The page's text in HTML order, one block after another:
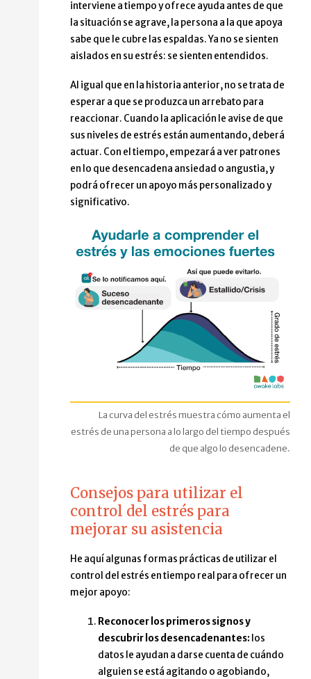
interviene a tiempo y ofrece ayuda antes de que
la situación se agrave, la persona a la que apoya
sabe que le cubre las espaldas. Ya no se sienten
aislados en su estrés: se sienten entendidos.
Al igual que en la historia anterior, no se trata de
esperar a que se produzca un arrebato para
reaccionar. Cuando la aplicación le avise de que
sus niveles de estrés están aumentando, deberá
actuar. Con el tiempo, empezará a ver patrones
en lo que desencadena ansiedad o angustia, y
podrá ofrecer un apoyo más personalizado y
significativo.
La curva del estrés muestra cómo aumenta el
estrés de una persona a lo largo del tiempo después
de que algo lo desencadene.
Consejos para utilizar el
control del estrés para
mejorar su asistencia
He aquí algunas formas prácticas de utilizar el
control del estrés en tiempo real para ofrecer un
mejor apoyo:
Reconocer los primeros signos y
descubrir los desencadenantes: los
datos le ayudan a darse cuenta de cuándo
alguien se está agitando o agobiando,